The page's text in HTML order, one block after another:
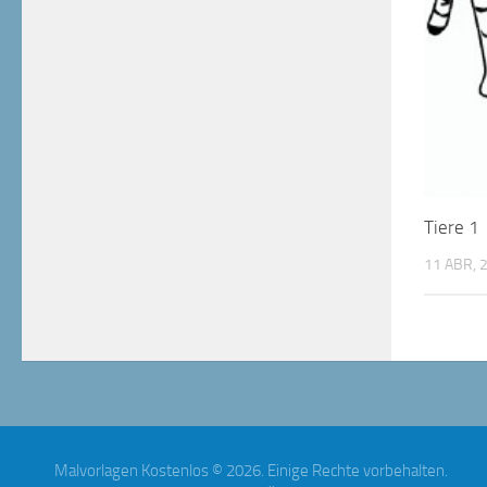
Tiere 1
11 ABR,
Malvorlagen Kostenlos © 2026. Einige Rechte vorbehalten.